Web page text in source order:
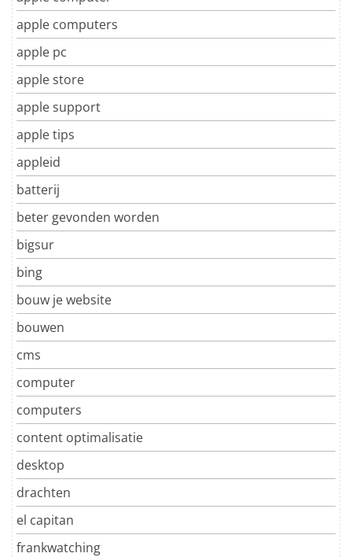
apple computers
apple pc
apple store
apple support
apple tips
appleid
batterij
beter gevonden worden
bigsur
bing
bouw je website
bouwen
cms
computer
computers
content optimalisatie
desktop
drachten
el capitan
frankwatching